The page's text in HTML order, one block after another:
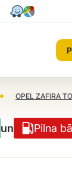
• OPEL ZAFIRA
un Pilna